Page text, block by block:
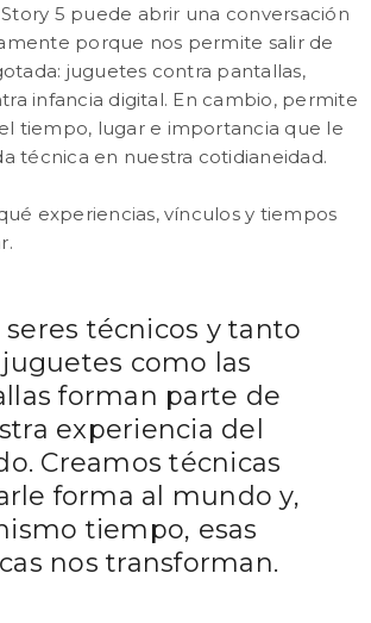
Story 5 puede abrir una conversación
porque nos permite salir de
juguetes contra pantallas,
infancia digital. En cambio, permite
tiempo, lugar e importancia que le
técnica en nuestra cotidianeidad.
experiencias, vínculos y tiempos
seres técnicos y tanto
juguetes como las
forman parte de
experiencia del
Creamos técnicas
forma al mundo y,
tiempo, esas
nos transforman.